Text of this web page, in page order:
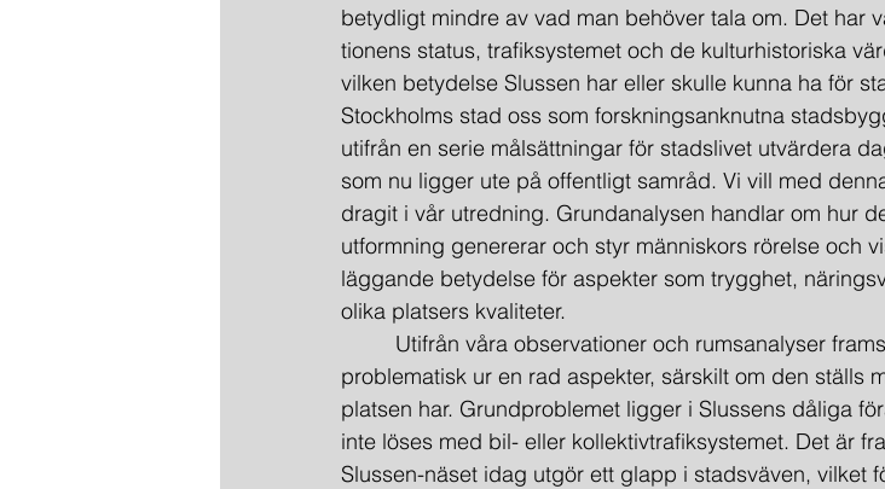
betydligt mindre av vad man behöver tala om. Det har
tionens status, trafiksystemet och de kulturhistoriska
vilken betydelse Slussen har eller skulle kunna ha för
Stockholms stad oss som forskningsanknutna
utifrån en serie målsättningar för stadslivet utvärdera
som nu ligger ute på offentligt samråd. Vi vill med
dragit i vår utredning. Grundanalysen handlar om hur
utformning genererar och styr människors rörelse och
läggande betydelse för aspekter som trygghet,
olika platsers kvaliteter.
Utifrån våra observationer och rumsanalyser
problematisk ur en rad aspekter, särskilt om den ställs
platsen har. Grund­problemet ligger i Slussens dåliga
inte löses med bil- eller kollektivtrafiksystemet. Det är
Slussen-näset idag utgör ett glapp i stadsväven, vilket